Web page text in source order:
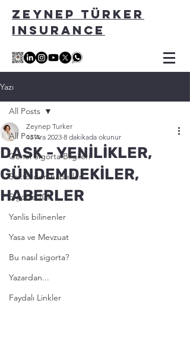
ZEYNEP TÜRKER
INSURANCE
Yazı
All Posts
Genel Sigorta Bilgileri
Sektörden haberler
Sigorta 101
Yanlis bilinenler
Yasa ve Mevzuat
Bu nasıl sigorta?
Yazardan...
Faydalı Linkler
All Posts
DASK - YENİLİKLER,
GÜNDEMDEKİLER,
HABERLER
Zeynep Turker
13 Ara 2023 8 dakikada okunur